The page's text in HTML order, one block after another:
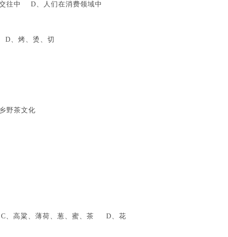
往中 D、人们在消费领域中
烤、烫、切
茶文化
高粱、薄荷、葱、蜜、茶 D、花